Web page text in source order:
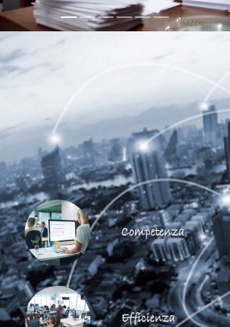
Competenza
Efficienza